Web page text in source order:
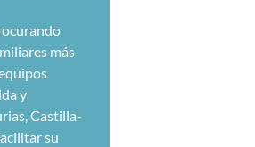
más
y
Castilla-
su